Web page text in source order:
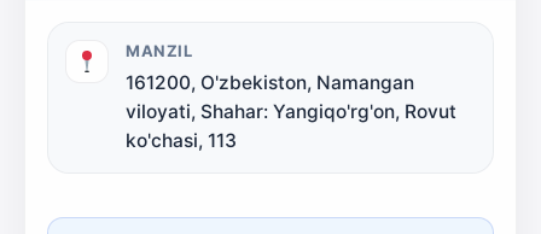
MANZIL
161200, O'zbekiston, Namangan
viloyati, Shahar: Yangiqo'rg'on, Rovut
ko'chasi, 113